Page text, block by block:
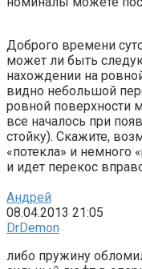
Доброго времени
может ли быть
нахождении на
видно небольшой
ровной поверхности
все началось при
стойку). Скажите,
«потекла» и немного
и идет перекос
Андрей
08.04.2013 21:05
DrDemon
либо пружину